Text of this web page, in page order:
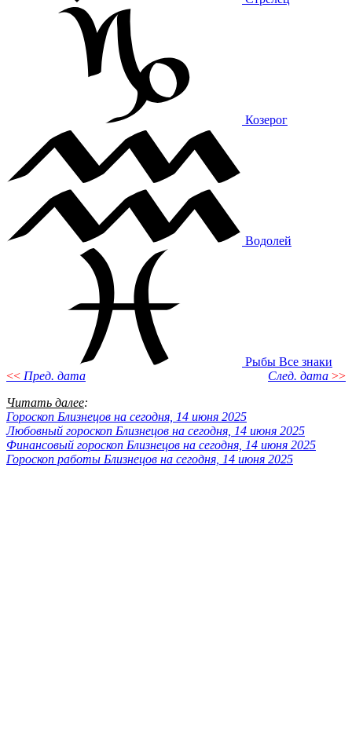
Козерог
Водолей
Рыбы Все знаки
<< Пред. дата След. дата >>
Читать далее:
Гороскоп Близнецов на сегодня, 14 июня 2025
Любовный гороскоп Близнецов на сегодня, 14 июня 2025
Финансовый гороскоп Близнецов на сегодня, 14 июня 2025
Гороскоп работы Близнецов на сегодня, 14 июня 2025